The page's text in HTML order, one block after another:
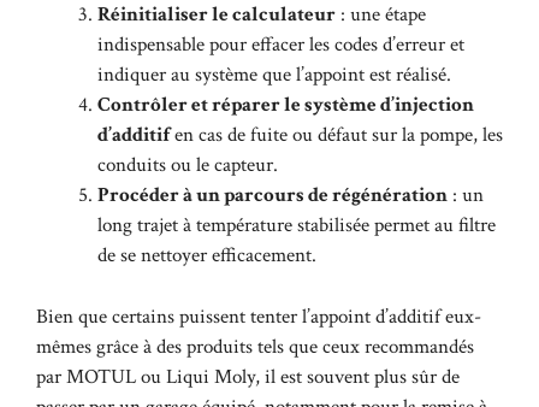
Réinitialiser le calculateur : une étape
indispensable pour effacer les codes d’erreur et
indiquer au système que l’appoint est réalisé.
Contrôler et réparer le système d’injection
d’additifen cas de fuite ou défaut sur la pompe, les
conduits ou le capteur.
Procéder à un parcours de régénération : un
long trajet à température stabilisée permet au filtre
de se nettoyer efficacement.
Bien que certains puissent tenter l’appoint d’additif eux-
mêmes grâce à des produits tels que ceux recommandés
par MOTUL ou Liqui Moly, il est souvent plus sûr de